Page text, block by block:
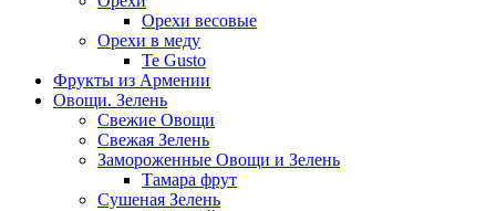
Орехи весовые
Орехи в меду
Te Gusto
Фрукты из Армении
Овощи. Зелень
Свежие Овощи
Свежая Зелень
Замороженные Овощи и Зелень
Тамара фрут
Сушеная Зелень